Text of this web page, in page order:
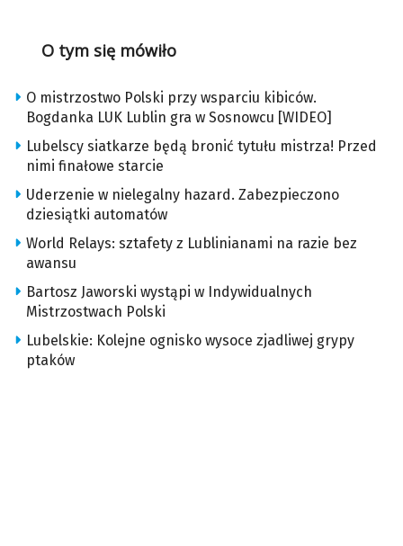
O tym się mówiło
O mistrzostwo Polski przy wsparciu kibiców.
Bogdanka LUK Lublin gra w Sosnowcu [WIDEO]
Lubelscy siatkarze będą bronić tytułu mistrza! Przed
nimi finałowe starcie
Uderzenie w nielegalny hazard. Zabezpieczono
dziesiątki automatów
World Relays: sztafety z Lublinianami na razie bez
awansu
Bartosz Jaworski wystąpi w Indywidualnych
Mistrzostwach Polski
Lubelskie: Kolejne ognisko wysoce zjadliwej grypy
ptaków